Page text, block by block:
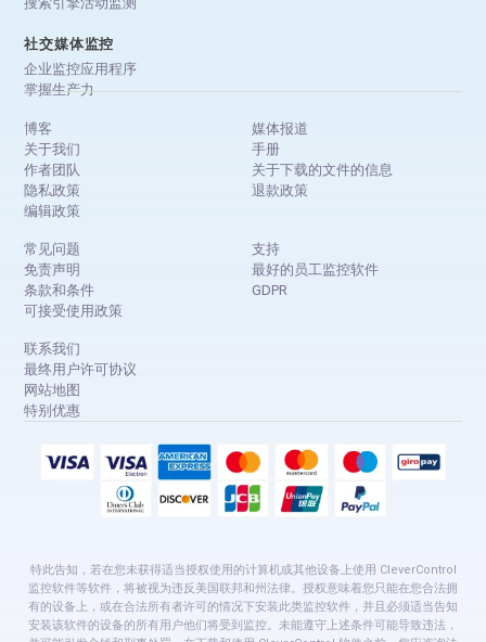
社交媒体监控
企业监控应用程序
掌握生产力
博客
关于我们
作者团队
隐私政策
编辑政策
媒体报道
手册
关于下载的文件的信息
退款政策
常见问题
免责声明
条款和条件
可接受使用政策
支持
最好的员工监控软件
GDPR
联系我们
最终用户许可协议
网站地图
特别优惠
特此告知，若在您未获得适当授权使用的计算机或其他设备上使用 CleverControl
监控软件等软件，将被视为违反美国联邦和州法律。授权意味着您只能在您合法拥
有的设备上，或在合法所有者许可的情况下安装此类监控软件，并且必须适当告知
安装该软件的设备的所有用户他们将受到监控。未能遵守上述条件可能导致违法，